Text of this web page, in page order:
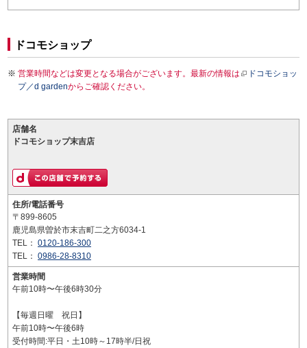
ドコモショップ
営業時間などは変更となる場合がございます。最新の情報は
ドコモショッ
プ／d gardenからご確認ください。
店舗名
ドコモショップ末吉店
住所/電話番号
〒899-8605
鹿児島県曽於市末吉町二之方6034-1
TEL： 0120-186-300
TEL： 0986-28-8310
営業時間
午前10時〜午後6時30分
【毎週日曜 祝日】
午前10時〜午後6時
受付時間:平日・土10時～17時半/日祝